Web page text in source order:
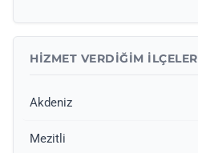
HIZMET VERDIĞIM İLÇELER
Akdeniz
Mezitli